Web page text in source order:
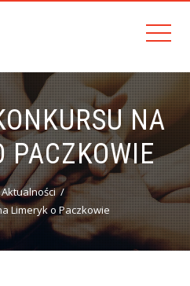
NA
PACZKOWIE
Aktualności
Limeryk o Paczkowie